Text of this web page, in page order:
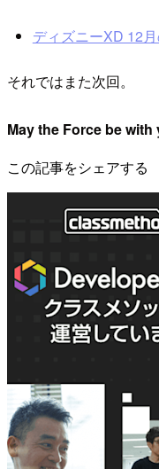
ディズニーXD 12
それではまた次回。
May the Force be with
この記事をシェアする